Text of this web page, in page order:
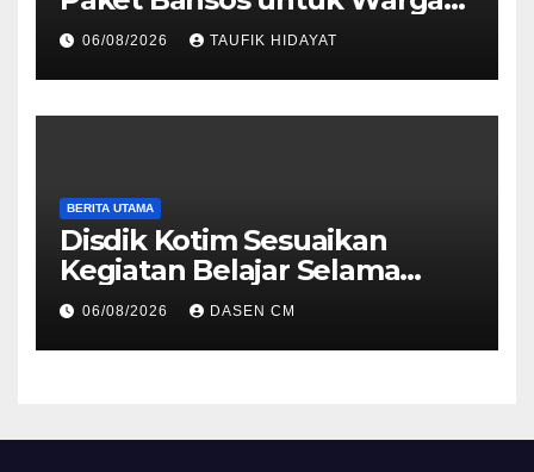
Slum Area, Wujud
Kepedulian Sambut HUT ke-
81 RI
06/08/2026 TAUFIK HIDAYAT
BERITA UTAMA
Disdik Kotim Sesuaikan
Kegiatan Belajar Selama
Musim Kemarau
06/08/2026 DASEN CM